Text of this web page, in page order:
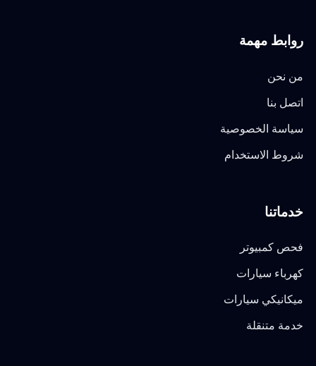
روابط مهمة
من نحن
اتصل بنا
سياسة الخصوصية
شروط الاستخدام
خدماتنا
فحص كمبيوتر
كهرباء سيارات
ميكانيكي سيارات
خدمة متنقلة